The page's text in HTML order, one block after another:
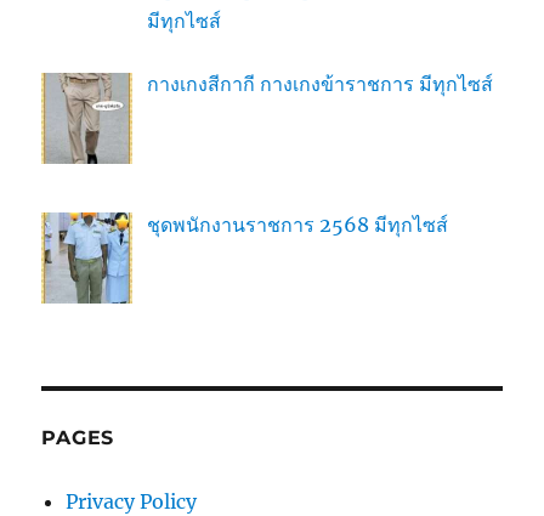
มีทุกไซส์
กางเกงสีกากี กางเกงข้าราชการ มีทุกไซส์
ชุดพนักงานราชการ 2568 มีทุกไซส์
PAGES
Privacy Policy